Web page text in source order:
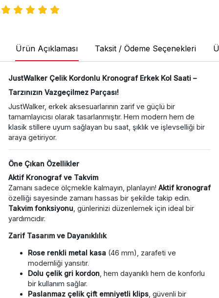
Ürün Açıklaması Taksit / Ödeme Seçenekleri
JustWalker Çelik Kordonlu Kronograf Erkek Kol Saati –
Tarzınızın Vazgeçilmez Parçası!
JustWalker, erkek aksesuarlarının zarif ve güçlü bir
tamamlayıcısı olarak tasarlanmıştır. Hem modern hem de
klasik stillere uyum sağlayan bu saat, şıklık ve işlevselliği bir
araya getiriyor.
Öne Çıkan Özellikler
Aktif Kronograf ve Takvim
Zamanı sadece ölçmekle kalmayın, planlayın! Aktif kronograf
özelliği sayesinde zamanı hassas bir şekilde takip edin.
Takvim fonksiyonu, günlerinizi düzenlemek için ideal bir
yardımcıdır.
Zarif Tasarım ve Dayanıklılık
Rose renkli metal kasa(46 mm), zarafeti ve
modernliği yansıtır.
Dolu çelik gri kordon, hem dayanıklı hem de konforlu
bir kullanım sağlar.
Paslanmaz çelik çift emniyetli klips, güvenli bir